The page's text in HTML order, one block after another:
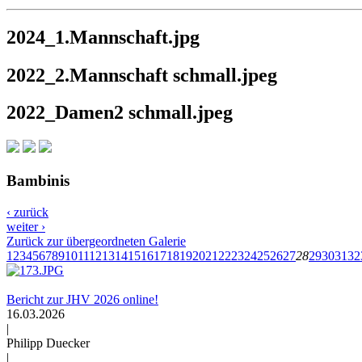
2024_1.Mannschaft.jpg
2022_2.Mannschaft schmall.jpeg
2022_Damen2 schmall.jpeg
Bambinis
‹ zurück
weiter ›
Zurück zur übergeordneten Galerie
1 23456789101112131415161718192021 2223242526272829303132
Bericht zur JHV 2026 online!
16.03.2026
|
Philipp Duecker
|